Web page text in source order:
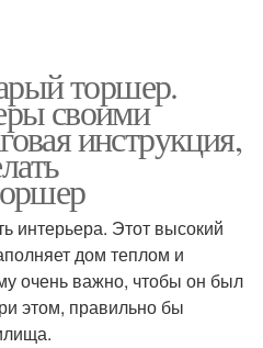
торшер.
своими
инструкция,
интерьера. Этот высокий
дом теплом и
очень важно, чтобы он был
этом, правильно бы